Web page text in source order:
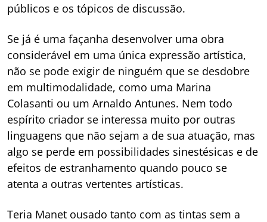
públicos e os tópicos de discussão.
Se já é uma façanha desenvolver uma obra
considerável em uma única expressão artística,
não se pode exigir de ninguém que se desdobre
em multimodalidade, como uma Marina
Colasanti ou um Arnaldo Antunes. Nem todo
espírito criador se interessa muito por outras
linguagens que não sejam a de sua atuação, mas
algo se perde em possibilidades sinestésicas e de
efeitos de estranhamento quando pouco se
atenta a outras vertentes artísticas.
Teria Manet ousado tanto com as tintas sem a